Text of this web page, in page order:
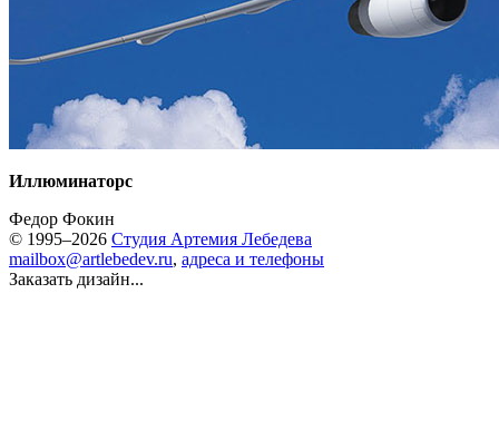
Иллюминаторс
Федор Фокин
© 1995–2026 Студия Артемия Лебедева
mailbox@artlebedev.ru, адреса и телефоны
Заказать дизайн...